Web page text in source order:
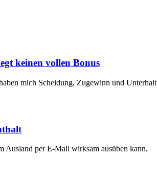
keinen vollen Bonus
mich Scheidung, Zugewinn und Unterhalt
Ausland per E-Mail wirksam ausüben kann,